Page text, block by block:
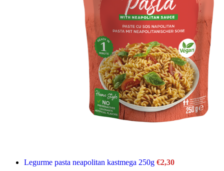
Legurme pasta neapolitan kastmega 250g €2,30